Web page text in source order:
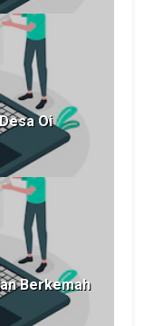
Oi
Berkemah